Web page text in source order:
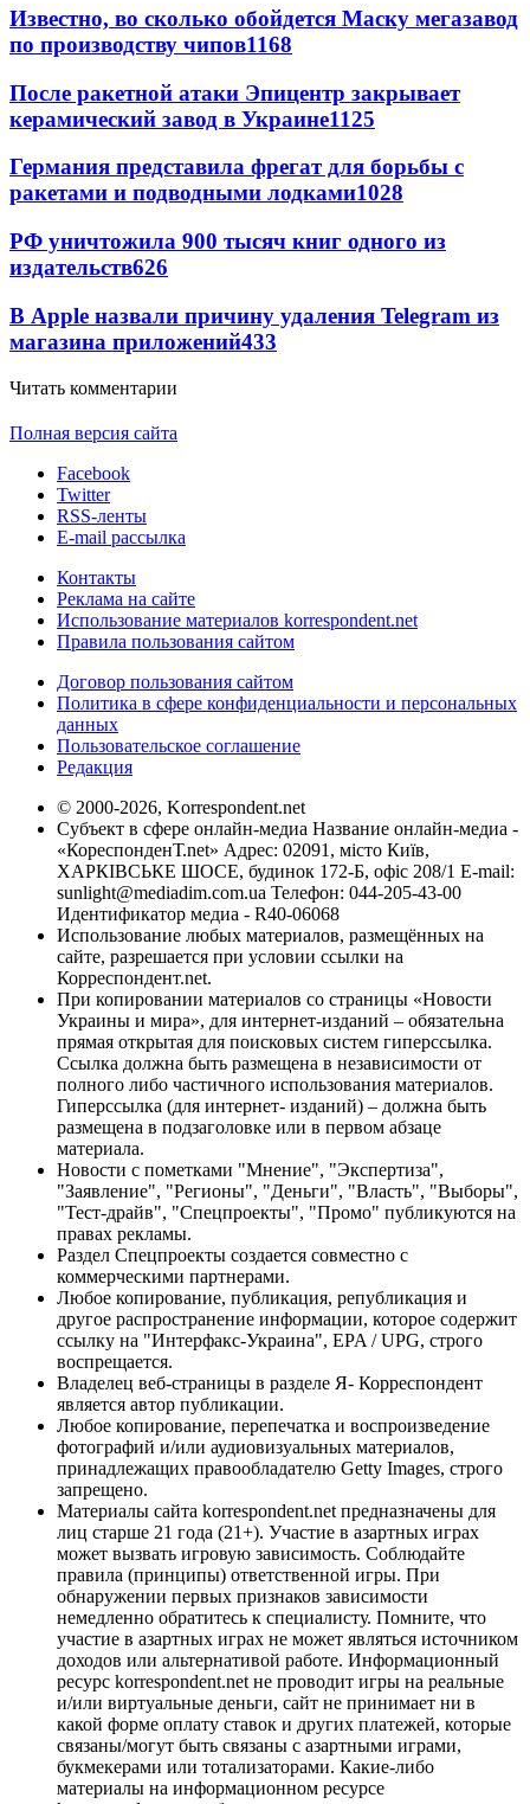
Известно, во сколько обойдется Маску мегазавод
по производству чипов1168
После ракетной атаки Эпицентр закрывает
керамический завод в Украине1125
Германия представила фрегат для борьбы с
ракетами и подводными лодками1028
РФ уничтожила 900 тысяч книг одного из
издательств626
В Apple назвали причину удаления Telegram из
магазина приложений433
Читать комментарии
Полная версия сайта
Facebook
Twitter
RSS-ленты
E-mail рассылка
Контакты
Реклама на сайте
Использование материалов korrespondent.net
Правила пользования сайтом
Договор пользования сайтом
Политика в сфере конфиденциальности и персональных
данных
Пользовательское соглашение
Редакция
© 2000-2026, Korrespondent.net
Субъект в сфере онлайн-медиа Название онлайн-медиа -
«КореспонденТ.net» Адрес: 02091, місто Київ,
ХАРКІВСЬКЕ ШОСЕ, будинок 172-Б, офіс 208/1 E-mail:
sunlight@mediadim.com.ua Телефон: 044-205-43-00
Идентификатор медиа - R40-06068
Использование любых материалов, размещённых на
сайте, разрешается при условии ссылки на
Корреспондент.net.
При копировании материалов со страницы «Новости
Украины и мира», для интернет-изданий – обязательна
прямая открытая для поисковых систем гиперссылка.
Ссылка должна быть размещена в независимости от
полного либо частичного использования материалов.
Гиперссылка (для интернет- изданий) – должна быть
размещена в подзаголовке или в первом абзаце
материала.
Новости с пометками "Мнение", "Экспертиза",
"Заявление", "Регионы", "Деньги", "Власть", "Выборы",
"Тест-драйв", "Спецпроекты", "Промо" публикуются на
правах рекламы.
Раздел Спецпроекты создается совместно с
коммерческими партнерами.
Любое копирование, публикация, републикация и
другое распространение информации, которое содержит
ссылку на "Интерфакс-Украина", EPA / UPG, строго
воспрещается.
Владелец веб-страницы в разделе Я- Корреспондент
является автор публикации.
Любое копирование, перепечатка и воспроизведение
фотографий и/или аудиовизуальных материалов,
принадлежащих правообладателю Getty Images, строго
запрещено.
Материалы сайта korrespondent.net предназначены для
лиц старше 21 года (21+). Участие в азартных играх
может вызвать игровую зависимость. Соблюдайте
правила (принципы) ответственной игры. При
обнаружении первых признаков зависимости
немедленно обратитесь к специалисту. Помните, что
участие в азартных играх не может являться источником
доходов или альтернативой работе. Информационный
ресурс korrespondent.net не проводит игры на реальные
и/или виртуальные деньги, сайт не принимает ни в
какой форме оплату ставок и других платежей, которые
связаны/могут быть связаны с азартными играми,
букмекерами или тотализаторами. Какие-либо
материалы на информационном ресурсе